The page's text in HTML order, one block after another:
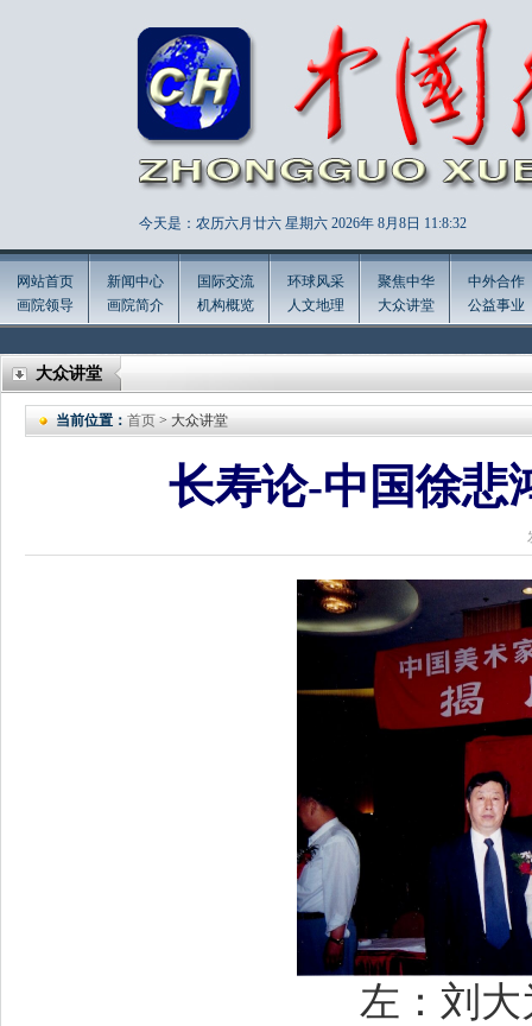
今天是：农历六月廿六 星期六 2026年 8月8日 11:8:33
网站首页
画院领导
新闻中心
画院简介
国际交流
机构概览
环球风采
人文地理
聚焦中华
大众讲堂
中外合作
公益事业
大众讲堂
当前位置： 首页 > 大众讲堂
长寿论-中国徐悲
左：刘